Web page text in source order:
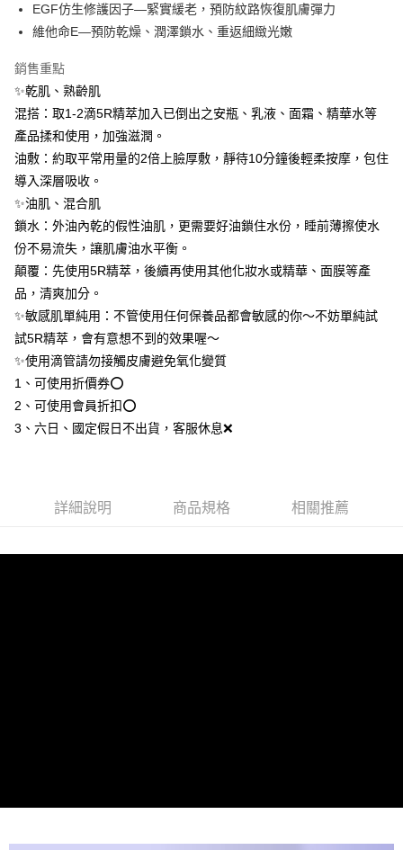
３．安心：先確認商品／服務後，再付款。
【「AFTEE先享後付」結帳流程】
結帳頁面，進行簡訊認證並確認金額後，即可完成結帳。
２．訂單成立數日內，您將收到繳費通知簡訊。
３．收到繳費通知簡訊後14天內，點擊此簡訊中的連結，可透過四大超商／
ATM／網路銀行／等多元方式進行付款，方視為交易完成。
※ 請注意：結帳手續完成當下不需立刻繳費，但若您需要取消訂單，請聯絡
後付繳納相關費用。
※ 交易是否成功請以「AFTEE先享後付 」之結帳頁面顯示為準，若有關於
是否繳費成功／繳費後需取消欲退款等相關疑問，請聯繫「AFTEE先享後付
客戶支援中心」 https://netprotections.freshdesk.com/support/home
【注意事項】
１．透過由恩沛科技股份有限公司提供之「AFTEE先享後付」服務完成之交
易，需依本服務之必要範圍內提供個人資料，並將交易相關給付款項請求債
權轉讓予恩沛科技股份有限公司。
２．關於個人資料處理事宜，請瀏覽以下網址：
３．未成年的使用者請事先徵得法定代理人或監護人之同意方可使用
「AFTEE先享後付」，若未經同意申辦者引起之損失，本公司不負相關責
任。
４．使用「AFTEE先享後付」時，將依據個別帳號之用戶狀況，依本公司即
時審查核予不同之上限額度；若仍有額度不足之情形，本公司將視審查結果
請求用戶進行身份認證。
全家-取貨付款
每筆NT$80，滿NT$1,080(含以上)免運費
付款後-全家取貨
每筆NT$80，滿NT$1,080(含以上)免運費
萊爾富-取貨付款
付款後-萊爾富取貨
每筆NT$80，滿NT$1,080(含以上)免運費
7-11-取貨付款
每筆NT$80，滿NT$1,080(含以上)免運費
付款後-7-11取貨
每筆NT$80，滿NT$1,080(含以上)免運費
宅配
每筆NT$80，滿NT$1,080(含以上)免運費
離島-郵局
每筆NT$80，滿NT$1,080(含以上)免運費
EGF仿生修護因子—緊實緩老，預防紋路恢復肌膚彈力
維他命E—預防乾燥、潤澤鎖水、重返細緻光嫩
銷售重點
✨乾肌、熟齡肌
混搭：取1-2滴5R精萃加入已倒出之安瓶、乳液、面霜、精華水等
產品揉和使用，加強滋潤。
油敷：約取平常用量的2倍上臉厚敷，靜待10分鐘後輕柔按摩，包住
導入深層吸收。
✨油肌、混合肌
鎖水：外油內乾的假性油肌，更需要好油鎖住水份，睡前薄擦使水
份不易流失，讓肌膚油水平衡。
顛覆：先使用5R精萃，後續再使用其他化妝水或精華、面膜等產
品，清爽加分。
✨敏感肌單純用：不管使用任何保養品都會敏感的你～不妨單純試
試5R精萃，會有意想不到的效果喔～
✨使用滴管請勿接觸皮膚避免氧化變質
1、可使用折價券⭕️
2、可使用會員折扣⭕
3、六日、國定假日不出貨，客服休息❌
詳細說明 商品規格 相關推薦